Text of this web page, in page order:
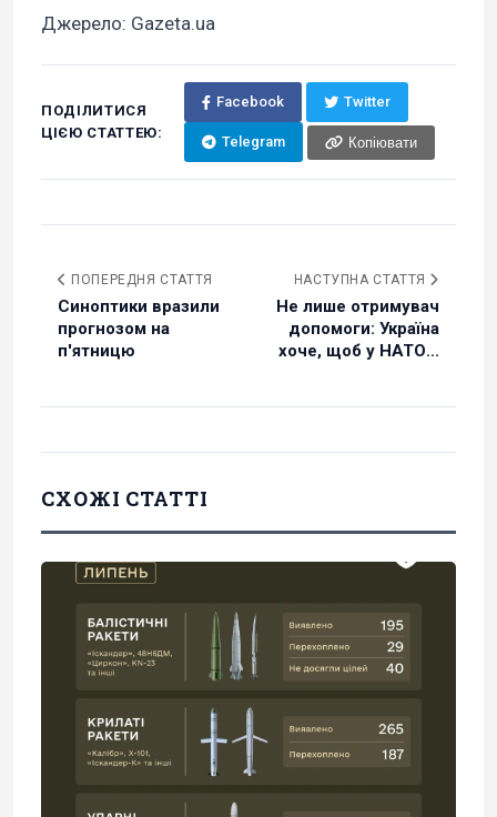
Джерело: Gazeta.ua
ПОДІЛИТИСЯ
ЦІЄЮ СТАТТЕЮ:
Facebook Twitter
Telegram Копіювати
ПОПЕРЕДНЯ СТАТТЯ
Синоптики вразили
прогнозом на
п'ятницю
НАСТУПНА СТАТТЯ
Не лише отримувач
допомоги: Україна
хоче, щоб у НАТО...
СХОЖІ СТАТТІ